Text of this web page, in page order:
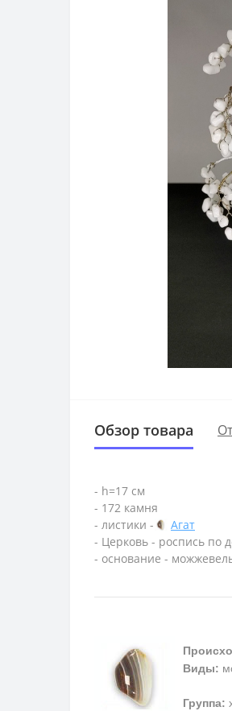
Обзор товара
- h=17 см
- 172 камня
- листики -
Агат
- Церковь - роспись по
- основание -
Виды:
Группа: